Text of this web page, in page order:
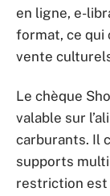
en ligne, e-
format, ce qui
vente
Le chèque
valable sur
carburants. Il
supports
restriction est